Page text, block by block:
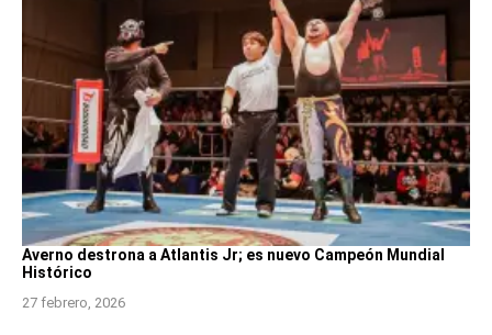
Averno destrona a Atlantis Jr; es nuevo Campeón Mundial
Histórico
27 febrero, 2026